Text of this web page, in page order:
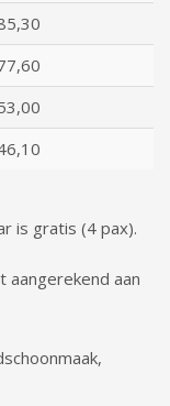
is gratis (4 pax).
aangerekend aan